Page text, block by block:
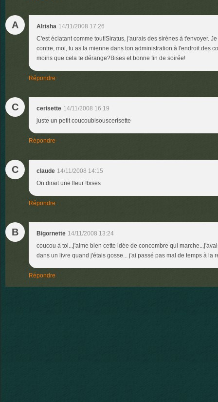
A Alrisha 14/11/2008 17:26
C'est éclatant comme tout!Siratus, j'aurais des sirènes à t'envoyer.
contre, moi, tu as la mienne dans ton administration à l'endroit des
moins que cela te dérange?Bises et bonne fin de soirée!
Répondre
C cerisette 14/11/2008 16:19
juste un petit coucoubisouscerisette
Répondre
C claude 14/11/2008 14:15
On dirait une fleur !bises
Répondre
B Bigornette 14/11/2008 13:24
coucou à toi...j'aime bien cette idée de concombre qui
dans un livre quand j'étais gosse... j'ai passé pas mal de temps à la
Répondre